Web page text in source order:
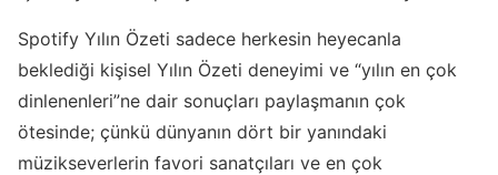
Spotify Yılın Özeti sadece herkesin heyecanla
beklediği kişisel Yılın Özeti deneyimi ve “yılın en çok
dinlenenleri”ne dair sonuçları paylaşmanın çok
ötesinde; çünkü dünyanın dört bir yanındaki
müzikseverlerin favori sanatçıları ve en çok